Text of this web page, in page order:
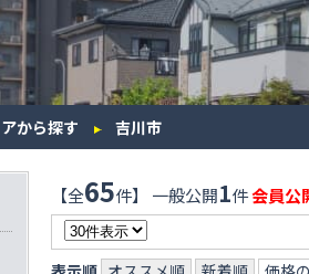
から探す 吉川市
【全65件】 一般公開1件会員公